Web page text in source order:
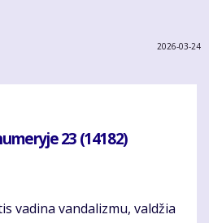
2026-03-24
23 (14182)
vadina vandalizmu, valdžia